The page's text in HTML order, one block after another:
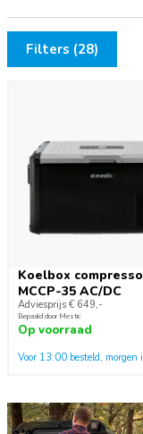
Filters (28)
Koelbox
MCCP-35 AC/DC
Adviesprijs € 649,-
Bepaald door Mestic
Op voorraad
Voor 13:00 besteld,